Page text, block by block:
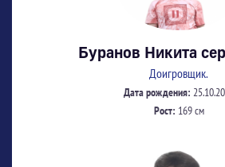
Буранов Никита
Доигровщик.
Дата рождения:
Рост: 169 см